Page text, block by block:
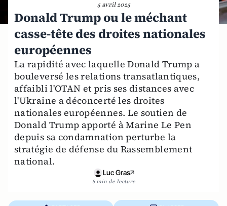
5 avril 2025
Donald Trump ou le méchant
casse-tête des droites nationales
européennes
La rapidité avec laquelle Donald Trump a
bouleversé les relations transatlantiques,
affaibli l'OTAN et pris ses distances avec
l'Ukraine a déconcerté les droites
nationales européennes. Le soutien de
Donald Trump apporté à Marine Le Pen
depuis sa condamnation perturbe la
stratégie de défense du Rassemblement
national.
Luc Gras
8 min de lecture